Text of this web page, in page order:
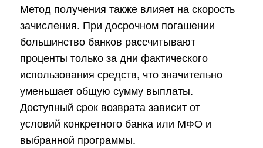
Метод получения также влияет на скорость
зачисления. При досрочном погашении
большинство банков рассчитывают
проценты только за дни фактического
использования средств, что значительно
уменьшает общую сумму выплаты.
Доступный срок возврата зависит от
условий конкретного банка или МФО и
выбранной программы.